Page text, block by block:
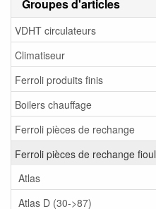
Groupes d'articles
VDHT circulateurs
Climatiseur
Ferroli produits finis
Boilers chauffage
Ferroli pièces de rechange
Ferroli pièces de rechange fioul
Atlas
Atlas D (30->87)